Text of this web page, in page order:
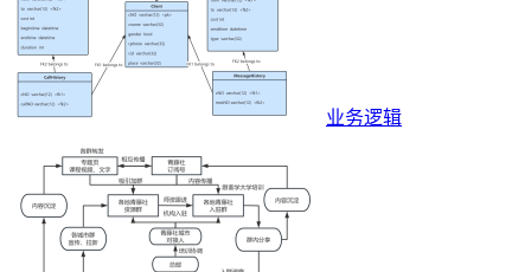
业务逻辑